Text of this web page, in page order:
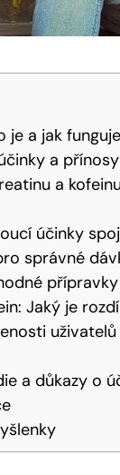
je a jak
a
a
účinky
správné
Jaký je
a důkazy o